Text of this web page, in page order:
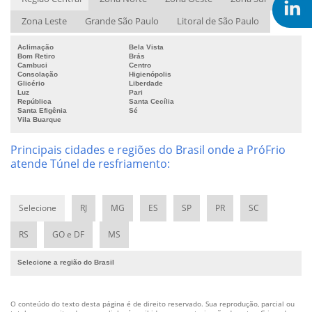
Câmara frigorífica de congelamento
Câmara frigorífica para gelo
Câmara para congelamento de massas
Câmara para congelamento de pizzas
Câmara para congelamento de polpa de fruta
Câmara para congelamento de salgados
Câmara para frigorífico
Câmara refrigerada
Câmara resfriada
Câmaras frigoríficas especiais
Câmaras frigoríficas grandes
Câmaras frigoríficas industriais
Câmaras frigoríficas para flores
Câmaras frigoríficas para frutas
Câmara frigorífica para medicamentos
Zona Leste
Grande São Paulo Litoral de São Paulo
Aclimação
Bela Vista
Bom Retiro
Brás
Cambuci
Centro
Consolação
Higienópolis
Glicério
Liberdade
Luz
Pari
República
Santa Cecília
Santa Efigênia
Sé
Vila Buarque
Principais cidades e regiões do Brasil onde a PróFrio
atende Túnel de resfriamento:
Selecione RJ MG ES SP PR SC
RS GO e DF MS
Selecione a região do Brasil
O conteúdo do texto desta página é de direito reservado. Sua reprodução, parcial ou